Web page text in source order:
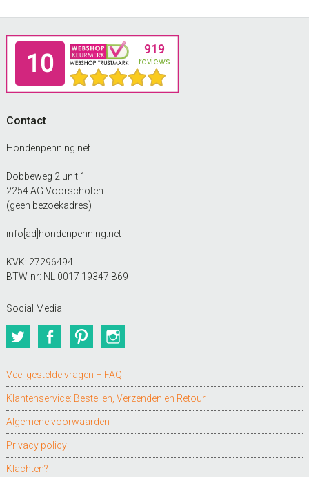
Footer
Contact
Hondenpenning.net
Dobbeweg 2 unit 1
2254 AG Voorschoten
(geen bezoekadres)
info[ad]hondenpenning.net
KVK: 27296494
BTW-nr: NL 0017 19347 B69
Social Media
TwitterFacebookPinterest
Veel gestelde vragen – FAQ
Klantenservice: Bestellen, Verzenden en Retour
Algemene voorwaarden
Privacy policy
Klachten?